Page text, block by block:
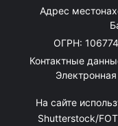
Адрес
ОГРН:
Контактные
Электронная
На сайте
Shutterstock/